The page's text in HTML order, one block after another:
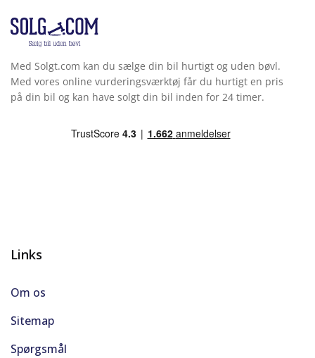
Startspærre
Stofindtræk
Tågelygter
Tagræling
Vejbaneassistent
Med Solgt.com kan du sælge din bil hurtigt og uden bøvl.
Med vores online vurderingsværktøj får du hurtigt en pris
på din bil og kan have solgt din bil inden for 24 timer.
Links
Om os
Sitemap
Spørgsmål